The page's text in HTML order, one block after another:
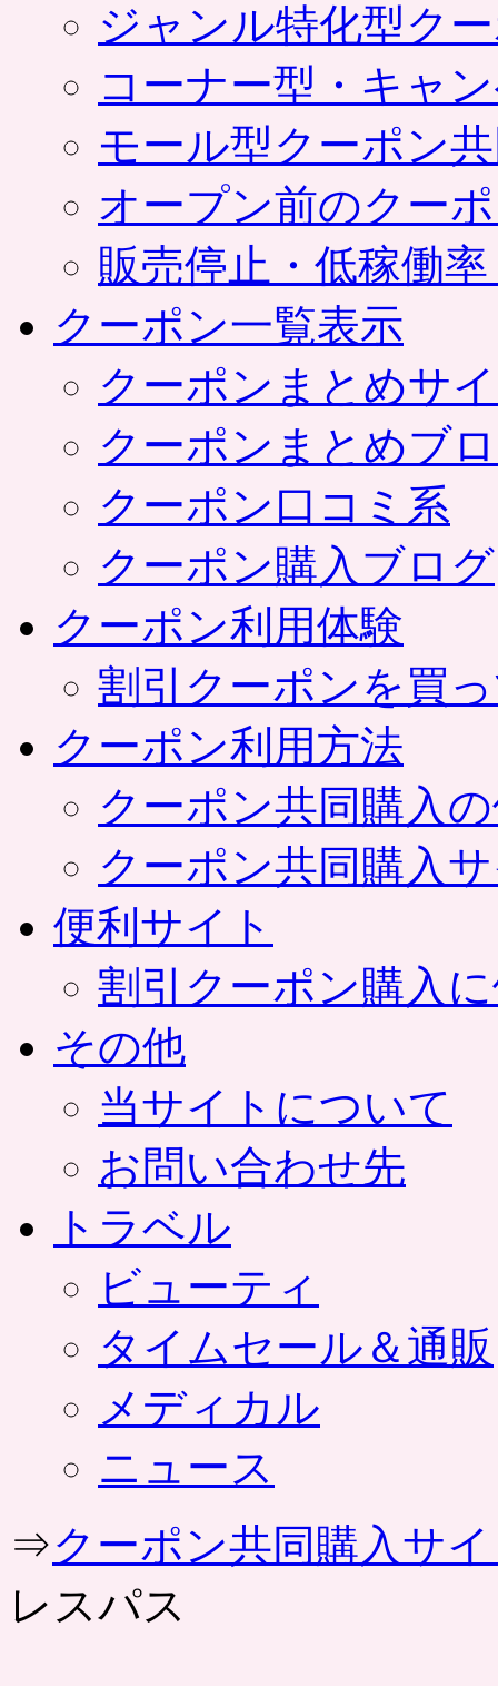
ジャンル特化型ク
コーナー型・キャ
モール型クーポン
オープン前のクー
販売停止・低稼働
クーポン一覧表示
クーポンまとめサ
クーポンまとめブ
クーポン口コミ系
クーポン購入ブログ
クーポン利用体験
割引クーポンを買
クーポン利用方法
クーポン共同購入
クーポン共同購入
便利サイト
割引クーポン購入
その他
当サイトについて
お問い合わせ先
トラベル
ビューティ
タイムセール＆通販
メディカル
ニュース
⇒クーポン共同購入サ
レスパス